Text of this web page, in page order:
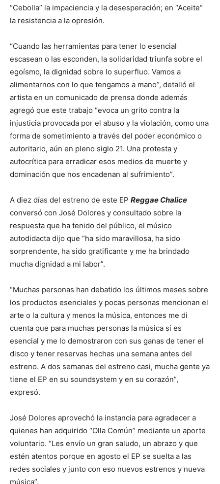
“Cebolla” la impaciencia y la desesperación; en “Aceite”
la resistencia a la opresión.
“Cuando las herramientas para tener lo esencial
escasean o las esconden, la solidaridad triunfa sobre el
egoísmo, la dignidad sobre lo superfluo. Vamos a
alimentarnos con lo que tengamos a mano”, detalló el
artista en un comunicado de prensa donde además
agregó que este trabajo “evoca un grito contra la
injusticia provocada por el abuso y la violación, como una
forma de sometimiento a través del poder económico o
autoritario, aún en pleno siglo 21. Una protesta y
autocrítica para erradicar esos medios de muerte y
dominación que nos encadenan al sufrimiento”.
A diez días del estreno de este EP Reggae Chalice
conversó con José Dolores y consultado sobre la
respuesta que ha tenido del público, el músico
autodidacta dijo que “ha sido maravillosa, ha sido
sorprendente, ha sido gratificante y me ha brindado
mucha dignidad a mi labor”.
“Muchas personas han debatido los últimos meses sobre
los productos esenciales y pocas personas mencionan el
arte o la cultura y menos la música, entonces me di
cuenta que para muchas personas la música si es
esencial y me lo demostraron con sus ganas de tener el
disco y tener reservas hechas una semana antes del
estreno. A dos semanas del estreno casi, mucha gente ya
tiene el EP en su soundsystem y en su corazón”,
expresó.
José Dolores aprovechó la instancia para agradecer a
quienes han adquirido “Olla Común” mediante un aporte
voluntario. “Les envío un gran saludo, un abrazo y que
estén atentos porque en agosto el EP se suelta a las
redes sociales y junto con eso nuevos estrenos y nueva
música”.